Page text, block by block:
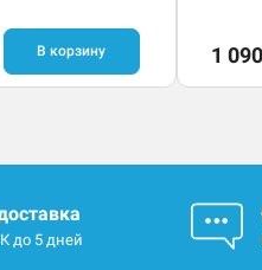
В корзину 1
до 5 дней